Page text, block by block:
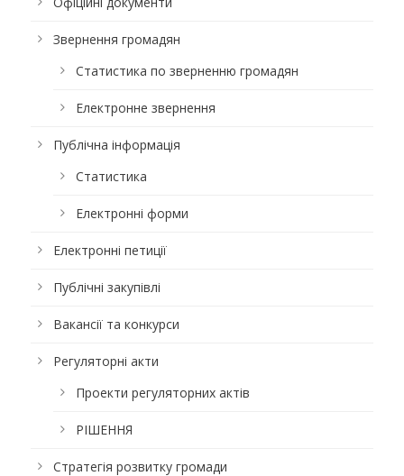
Звернення громадян
Статистика по зверненню громадян
Електронне звернення
Публічна інформація
Статистика
Електронні форми
Електронні петиції
Публічні закупівлі
Вакансії та конкурси
Регуляторні акти
Проекти регуляторних актів
РІШЕННЯ
Стратегія розвитку громади